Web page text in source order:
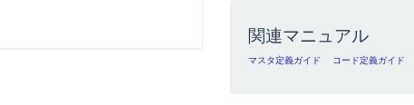
関連マニュアル
マスタ定義ガイド コード定義ガイド